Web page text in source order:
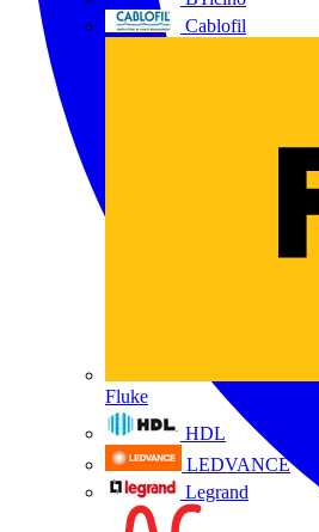
Cablofil
Fluke
HDL
LEDVANCE
Legrand